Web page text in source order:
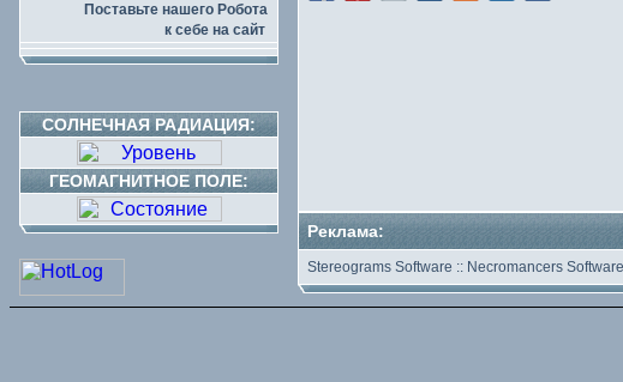
Поставьте нашего Робота
к себе на сайт
СОЛНЕЧНАЯ РАДИАЦИЯ:
ГЕОМАГНИТНОЕ ПОЛЕ:
Реклама:
Stereograms Software :: Necromancers